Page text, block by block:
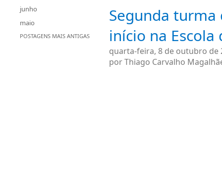
junho
maio
POSTAGENS MAIS ANTIGAS
Segunda
início na Escola
quarta-feira, 8 de outubro de
porThiago Carvalho